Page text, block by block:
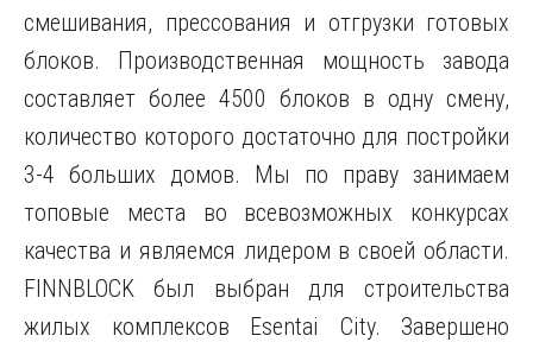
смешивания, прессования и отгрузки готовых
блоков. Производственная мощность завода
составляет более 4500 блоков в одну смену,
количество которого достаточно для постройки
3-4 больших домов. Мы по праву занимаем
топовые места во всевозможных конкурсах
качества и являемся лидером в своей области.
FINNBLOCK был выбран для строительства
жилых комплексов Esentai City. Завершено